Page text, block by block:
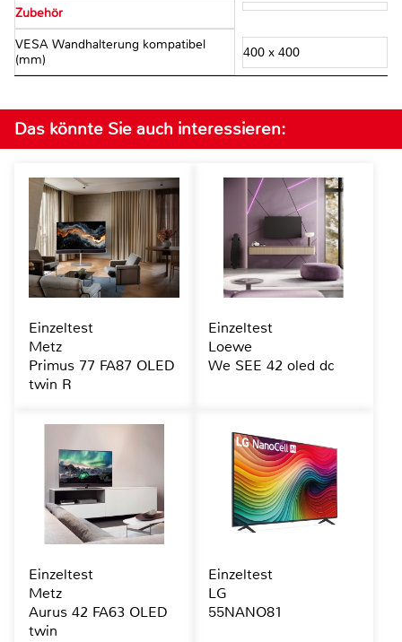
Zubehör
VESA Wandhalterung kompatibel
(mm)
400 x 400
Das könnte Sie auch interessieren:
Einzeltest
Metz
Primus 77 FA87 OLED
twin R
Einzeltest
Loewe
We SEE 42 oled dc
Einzeltest
Metz
Aurus 42 FA63 OLED
twin
Einzeltest
LG
55NANO81